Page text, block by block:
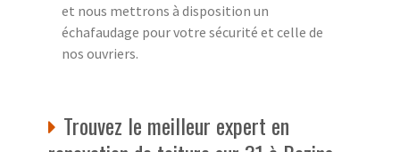
et nous mettrons à disposition un
échafaudage pour votre sécurité et celle de
nos ouvriers.
Trouvez le meilleur expert en